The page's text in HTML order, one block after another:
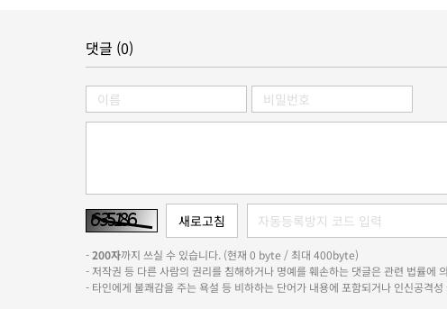
댓글 (0)
-200자까지 쓰실 수 있습니다. (현재 0 byte / 최대 400byte)
- 저작권 등 다른 사람의 권리를 침해하거나 명예를 훼손하는 댓글은 관련 법률에
- 타인에게 불쾌감을 주는 욕설 등 비하하는 단어가 내용에 포함되거나 인신공격